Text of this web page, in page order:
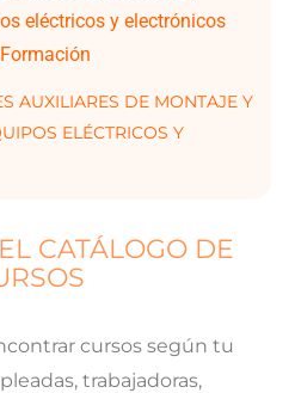
AUXILIARES DE MONTAJE Y
ELÉCTRICOS Y
CATÁLOGO DE
cursos según tu
trabajadoras,